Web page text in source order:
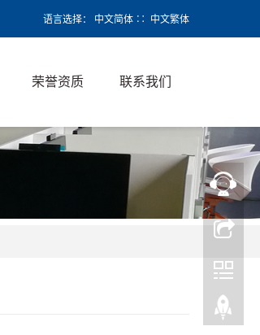
语言选择： 中文简体 ∷ 中文繁体
荣誉资质 联系我们